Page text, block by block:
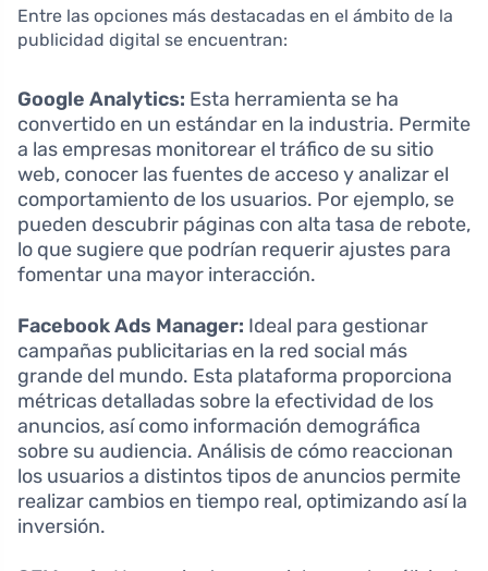
Entre las opciones más destacadas en el ámbito de la
publicidad digital se encuentran:
Google Analytics: Esta herramienta se ha
convertido en un estándar en la industria. Permite
a las empresas monitorear el tráfico de su sitio
web, conocer las fuentes de acceso y analizar el
comportamiento de los usuarios. Por ejemplo, se
pueden descubrir páginas con alta tasa de rebote,
lo que sugiere que podrían requerir ajustes para
fomentar una mayor interacción.
Facebook Ads Manager: Ideal para gestionar
campañas publicitarias en la red social más
grande del mundo. Esta plataforma proporciona
métricas detalladas sobre la efectividad de los
anuncios, así como información demográfica
sobre su audiencia. Análisis de cómo reaccionan
los usuarios a distintos tipos de anuncios permite
realizar cambios en tiempo real, optimizando así la
inversión.